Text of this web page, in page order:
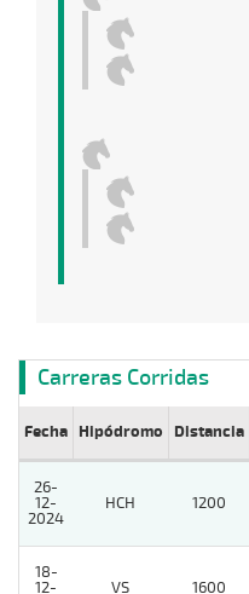
Carreras Corridas
Fecha Hipódromo Distancia
26-
12-
2024
HCH 1200
18-
12-
VS 1600